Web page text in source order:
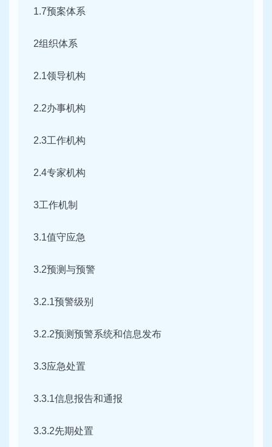
1.7预案体系
2组织体系
2.1领导机构
2.2办事机构
2.3工作机构
2.4专家机构
3工作机制
3.1值守应急
3.2预测与预警
3.2.1预警级别
3.2.2预测预警系统和信息发布
3.3应急处置
3.3.1信息报告和通报
3.3.2先期处置